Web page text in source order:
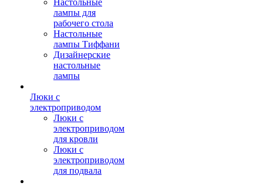
Настольные
лампы для
рабочего стола
Настольные
лампы Тиффани
Дизайнерские
настольные
лампы
Люки с
электроприводом
Люки с
электроприводом
для кровли
Люки с
электроприводом
для подвала